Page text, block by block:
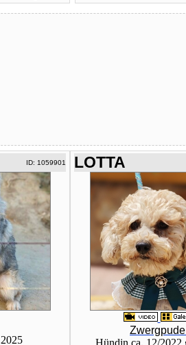
ID: 1059901 LOTTA
Hündin ca. 12/2022